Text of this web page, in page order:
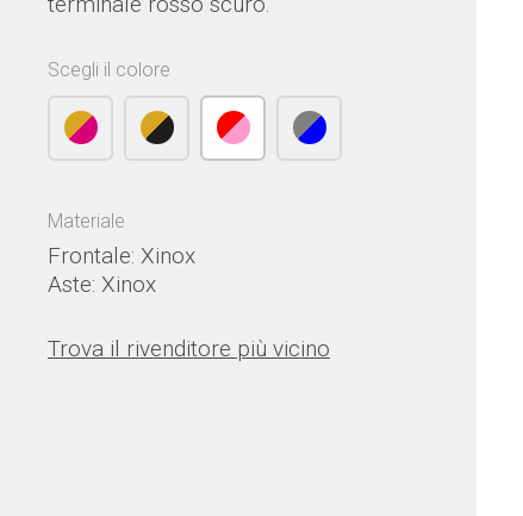
Scegli il colore
Materiale
Frontale: Xinox
Aste: Xinox
Trova il rivenditore più vicino